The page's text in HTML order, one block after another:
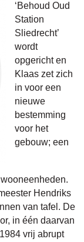
‘Behoud Oud
Station
Sliedrecht’
wordt
opgericht en
Klaas zet zich
in voor een
nieuwe
bestemming
voor het
gebouw; een
Hendriks
van tafel. De
in één daarvan
vrij abrupt